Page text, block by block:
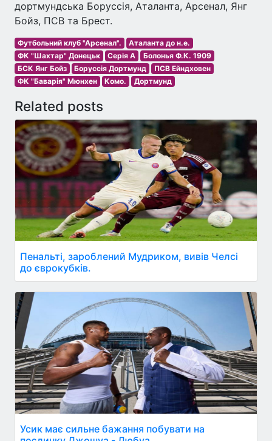
дортмундська Боруссія, Аталанта, Арсенал, Янг
Бойз, ПСВ та Брест.
Футбольний клуб "Арсенал".
Аталанта до н.е.
ФК "Шахтар" Донецьк
Серія A
Болонья Ф.К. 1909
БСК Янг Бойз
Боруссія Дортмунд
ПСВ Ейндховен
ФК "Баварія" Мюнхен
Комо. Дортмунд
Related posts
Пенальті, зароблений Мудриком, вивів Челсі
до єврокубків.
Усик має сильне бажання побувати на